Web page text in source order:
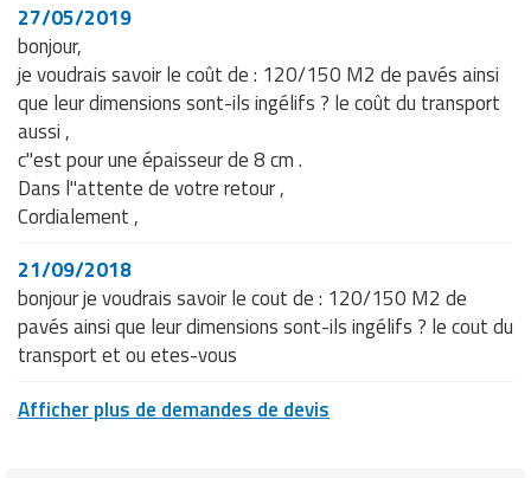
27/05/2019
bonjour,
je voudrais savoir le coût de : 120/150 M2 de pavés ainsi
que leur dimensions sont-ils ingélifs ? le coût du transport
aussi ,
c"est pour une épaisseur de 8 cm .
Dans l"attente de votre retour ,
Cordialement ,
21/09/2018
bonjour je voudrais savoir le cout de : 120/150 M2 de
pavés ainsi que leur dimensions sont-ils ingélifs ? le cout du
transport et ou etes-vous
Afficher plus de demandes de devis